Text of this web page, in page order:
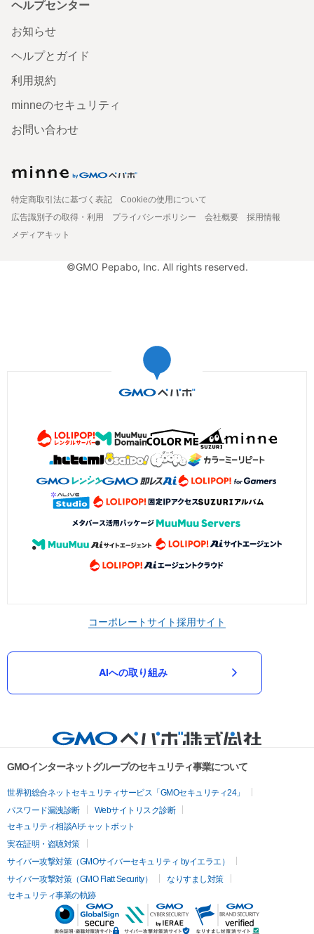
ヘルプセンター
お知らせ
ヘルプとガイド
利用規約
minneのセキュリティ
お問い合わせ
特定商取引法に基づく表記
Cookieの使用について
広告識別子の取得・利用
プライバシーポリシー 会社概要
採用情報
メディアキット
©GMO Pepabo, Inc. All rights reserved.
コーポレートサイト採用サイト
AIへの取り組み
GMOインターネットグループのセキュリティ事業について
世界初総合ネットセキュリティサービス「GMOセキュリティ24」
パスワード漏洩診断
Webサイトリスク診断
セキュリティ相談AIチャットボット
実在証明・盗聴対策
サイバー攻撃対策（GMOサイバーセキュリティ byイエラエ）
サイバー攻撃対策（GMO Flatt Security）
なりすまし対策
セキュリティ事業の軌跡